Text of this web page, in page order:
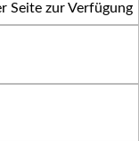
Seite zur Verfügung